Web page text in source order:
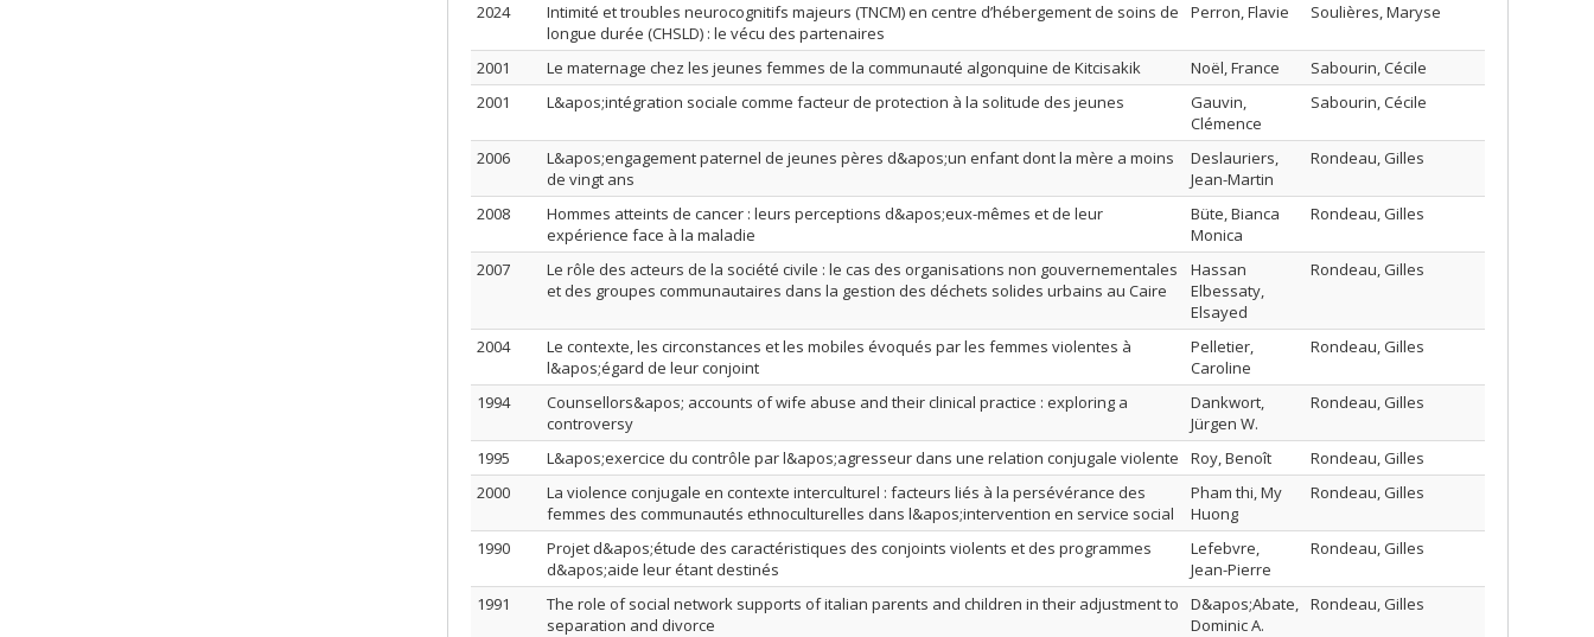
2024
Intimité et troubles neurocognitifs majeurs (TNCM) en centre d’hébergement de soins de
longue durée (CHSLD) : le vécu des partenaires
Perron, Flavie Soulières, Maryse
2001 Le maternage chez les jeunes femmes de la communauté algonquine de Kitcisakik Noël, France
Sabourin, Cécile
2001
L&apos;intégration sociale comme facteur de protection à la solitude des jeunes
Gauvin,
Clémence
Sabourin, Cécile
2006
L&apos;engagement paternel de jeunes pères d&apos;un enfant dont la mère a moins
de vingt ans
Deslauriers,
Jean-Martin
Rondeau, Gilles
2008
Hommes atteints de cancer : leurs perceptions d&apos;eux-mêmes et de leur
expérience face à la maladie
Büte, Bianca
Monica
Rondeau, Gilles
2007
Le rôle des acteurs de la société civile : le cas des organisations non gouvernementales
et des groupes communautaires dans la gestion des déchets solides urbains au Caire
Hassan
Elbessaty,
Elsayed
Rondeau, Gilles
2004
Le contexte, les circonstances et les mobiles évoqués par les femmes violentes à
l&apos;égard de leur conjoint
Pelletier,
Caroline
Rondeau, Gilles
1994
Counsellors&apos; accounts of wife abuse and their clinical practice : exploring a
controversy
Dankwort,
Jürgen W.
Rondeau, Gilles
1995 L&apos;exercice du contrôle par l&apos;agresseur dans une relation conjugale violente Roy, Benoît
Rondeau, Gilles
2000
La violence conjugale en contexte interculturel : facteurs liés à la persévérance des
femmes des communautés ethnoculturelles dans l&apos;intervention en service social
Pham thi, My
Huong
Rondeau, Gilles
1990
Projet d&apos;étude des caractéristiques des conjoints violents et des programmes
d&apos;aide leur étant destinés
Lefebvre,
Jean-Pierre
Rondeau, Gilles
1991
The role of social network supports of italian parents and children in their adjustment to
separation and divorce
D&apos;Abate,
Dominic A.
Rondeau, Gilles